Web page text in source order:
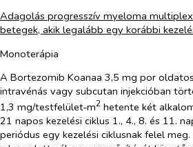
Adagolás progresszív myeloma
betegek, akik legalább egy korábbi
Monoterápia
A Bortezomib Koanaa 3,5 mg por
intravénás vagy subcutan injekcióban
1,3 mg/testfelület‑m2 hetente két
21 napos kezelési ciklus 1., 4., 8. és 11.
periódus egy kezelési ciklusnak felel